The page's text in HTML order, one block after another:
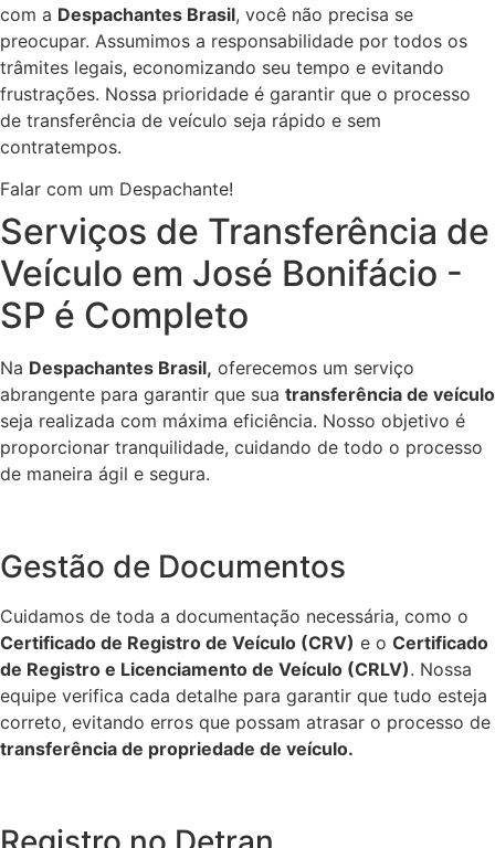
com a Despachantes Brasil, você não precisa se
preocupar. Assumimos a responsabilidade por todos os
trâmites legais, economizando seu tempo e evitando
frustrações. Nossa prioridade é garantir que o processo
de transferência de veículo seja rápido e sem
contratempos.
Falar com um Despachante!
Serviços de Transferência de
Veículo em José Bonifácio -
SP é Completo
Na Despachantes Brasil, oferecemos um serviço
abrangente para garantir que sua transferência de veículo
seja realizada com máxima eficiência. Nosso objetivo é
proporcionar tranquilidade, cuidando de todo o processo
de maneira ágil e segura.
Gestão de Documentos
Cuidamos de toda a documentação necessária, como o
Certificado de Registro de Veículo (CRV) e o Certificado
de Registro e Licenciamento de Veículo (CRLV). Nossa
equipe verifica cada detalhe para garantir que tudo esteja
correto, evitando erros que possam atrasar o processo de
transferência de propriedade de veículo.